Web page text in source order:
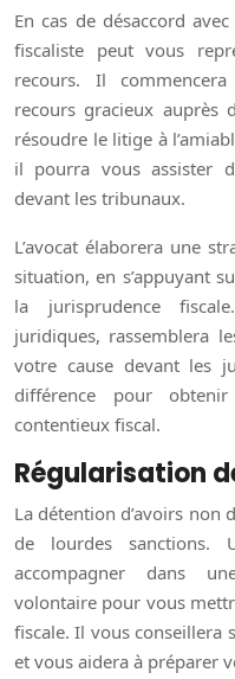
En cas de désaccord
fiscaliste peut vous
recours. Il
recours gracieux auprès
résoudre le litige à
il pourra vous assister
devant les tribunaux.
L’avocat élaborera une
situation, en s’appuyant
la jurisprudence
juridiques, rassemblera
votre cause devant les
différence pour
contentieux fiscal.
Régularisation
La détention d’avoirs non
de lourdes sanctions.
accompagner dans
volontaire pour vous
fiscale. Il vous conseillera
et vous aidera à préparer